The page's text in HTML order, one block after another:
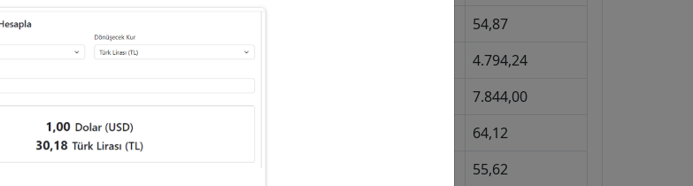
(TL)
54,87
4.794,24
7.844,00
64,12
55,62